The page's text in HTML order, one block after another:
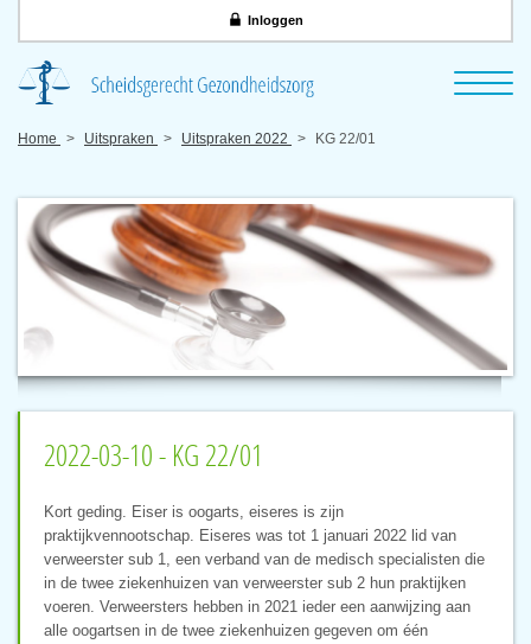
Inloggen
Home Uitspraken Uitspraken 2022 KG 22/01
2022-03-10 - KG 22/01
Kort geding. Eiser is oogarts, eiseres is zijn
praktijkvennootschap. Eiseres was tot 1 januari 2022 lid van
verweerster sub 1, een verband van de medisch specialisten die
in de twee ziekenhuizen van verweerster sub 2 hun praktijken
voeren. Verweersters hebben in 2021 ieder een aanwijzing aan
alle oogartsen in de twee ziekenhuizen gegeven om één